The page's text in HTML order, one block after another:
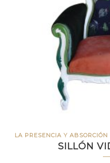
LA PRESENCIA Y
SILLÓN